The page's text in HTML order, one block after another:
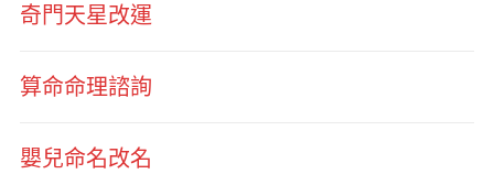
奇門天星改運
算命命理諮詢
嬰兒命名改名